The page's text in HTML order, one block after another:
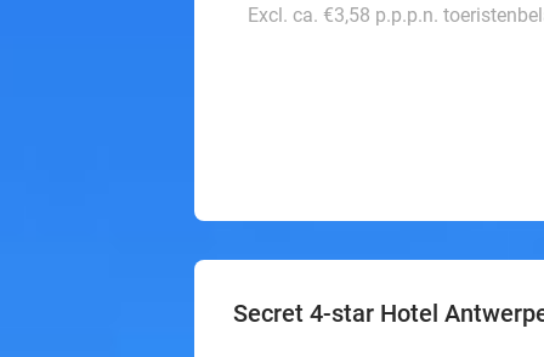
Excl. ca. €3,58 p.p.p.n.
Secret 4-star Hotel